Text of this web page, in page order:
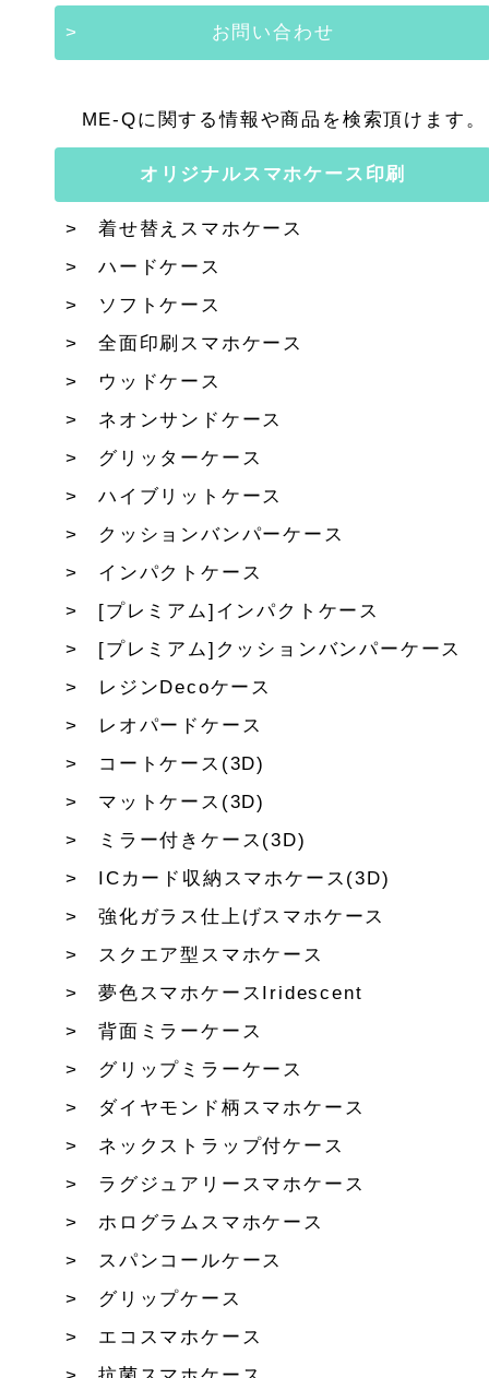
お問い合わせ
ME-Qに関する情報や商品を検索頂けます。
オリジナルスマホケース印刷
着せ替えスマホケース
ハードケース
ソフトケース
全面印刷スマホケース
ウッドケース
ネオンサンドケース
グリッターケース
ハイブリットケース
クッションバンパーケース
インパクトケース
[プレミアム]インパクトケース
[プレミアム]クッションバンパーケース
レジンDecoケース
レオパードケース
コートケース(3D)
マットケース(3D)
ミラー付きケース(3D)
ICカード収納スマホケース(3D)
強化ガラス仕上げスマホケース
スクエア型スマホケース
夢色スマホケースIridescent
背面ミラーケース
グリップミラーケース
ダイヤモンド柄スマホケース
ネックストラップ付ケース
ラグジュアリースマホケース
ホログラムスマホケース
スパンコールケース
グリップケース
エコスマホケース